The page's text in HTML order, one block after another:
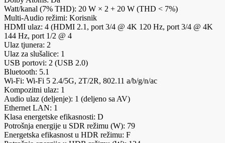
Watt/kanal (7% THD): 20 W × 2 + 20 W (THD < 7%)
Multi-Audio režimi: Korisnik
HDMI ulaz: 4 (HDMI 2.1, port 3/4 @ 4K 120 Hz, port 3/4 @ 4K
144 Hz, port 1/2 @ 4
Ulaz tjunera: 2
Ulaz za slušalice: 1
USB portovi: 2 (USB 2.0)
Bluetooth: 5.1
Wi-Fi: Wi-Fi 5 2.4/5G, 2T/2R, 802.11 a/b/g/n/ac
Kompozitni ulaz: 1
Audio ulaz (deljenje): 1 (deljeno sa AV)
Ethernet LAN: 1
Klasa energetske efikasnosti: D
Potrošnja energije u SDR režimu (W): 79
Energetska efikasnost u HDR režimu: F